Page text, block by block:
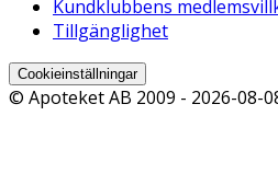
Kundklubbens
Tillgänglighet
Cookieinställningar
© Apoteket AB 2009 - 2026-08-